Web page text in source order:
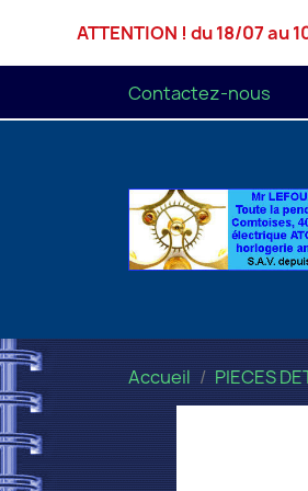
ATTENTION ! du 18/07
Contactez-nous
Accueil PIECES